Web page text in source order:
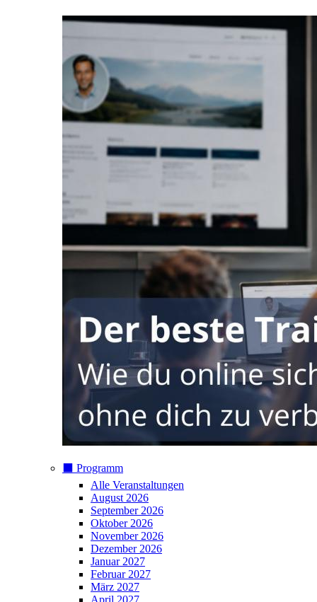
⬛️ Programm
Alle Veranstaltungen
August 2026
September 2026
Oktober 2026
November 2026
Dezember 2026
Januar 2027
Februar 2027
März 2027
April 2027